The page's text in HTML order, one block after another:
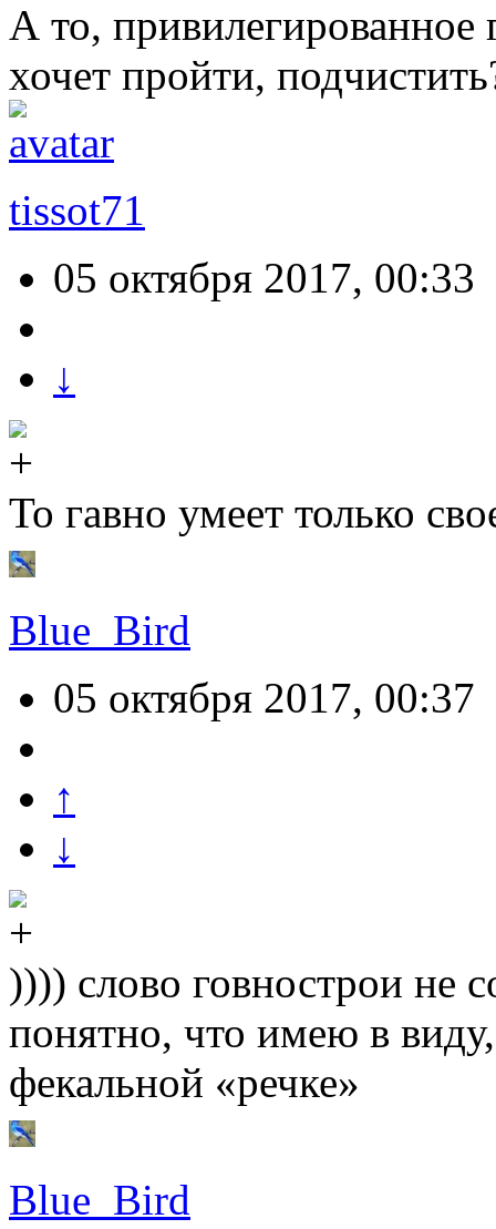
А то, привилегированное
хочет пройти,
tissot71
05 октября 2017, 00:33
↓
То гавно умеет только
Blue_Bird
05 октября 2017, 00:37
↑
↓
)))) слово говнострои не
понятно, что имею в
фекальной «речке»
Blue_Bird